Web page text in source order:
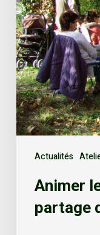
Actualités
Animer
partage